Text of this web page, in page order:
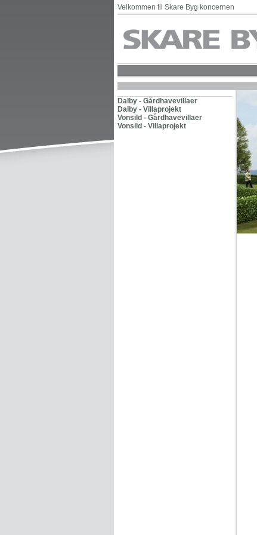
Velkommen til Skare Byg koncernen
Dalby - Gårdhavevillaer
Dalby - Villaprojekt
Vonsild - Gårdhavevillaer
Vonsild - Villaprojekt